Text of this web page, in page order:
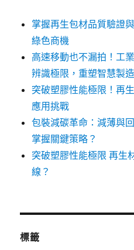
掌握再生包材品質驗證
綠色商機
高速移動也不漏拍！工
辨識極限，重塑智慧製
突破塑膠性能極限！再
應用挑戰
包裝減碳革命：減薄與
掌握關鍵策略？
突破塑膠性能極限 再生
線？
標籤